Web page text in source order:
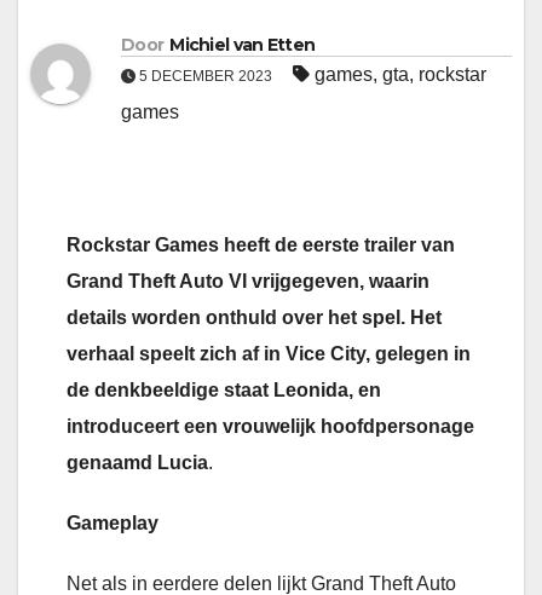
Door Michiel van Etten
5 DECEMBER 2023 games, gta, rockstar
games
Rockstar Games heeft de eerste trailer van
Grand Theft Auto VI vrijgegeven, waarin
details worden onthuld over het spel. Het
verhaal speelt zich af in Vice City, gelegen in
de denkbeeldige staat Leonida, en
introduceert een vrouwelijk hoofdpersonage
genaamd Lucia.
Gameplay
Net als in eerdere delen lijkt Grand Theft Auto